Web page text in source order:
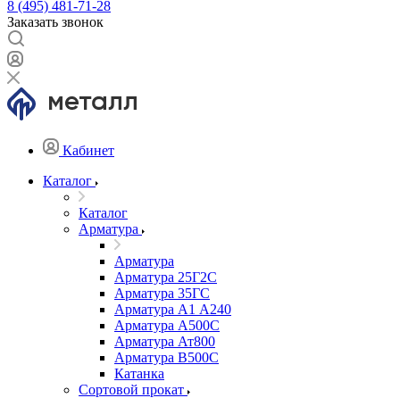
8 (495) 481-71-28
Заказать звонок
Кабинет
Каталог
Каталог
Арматура
Арматура
Арматура 25Г2С
Арматура 35ГС
Арматура А1 А240
Арматура А500С
Арматура Ат800
Арматура В500С
Катанка
Сортовой прокат